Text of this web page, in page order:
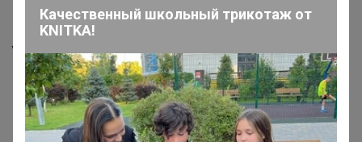
Садовый инвентарь, теплицы,
удобрения, газоны и прочее ❗ без
транспортных ❗ минимальное
ожидание ❗ выкуп 1-2 раза в
неделю* (СдС)
Качественный школьный трикотаж от
KNITKA!